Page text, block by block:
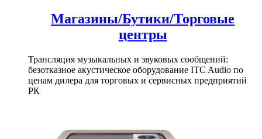
Магазины/Бутики/Торговые
центры
Трансляция музыкальных и звуковых сообщений:
безотказное акустическое оборудование ITC Audio по
ценам дилера для торговых и сервисных предприятий
РК